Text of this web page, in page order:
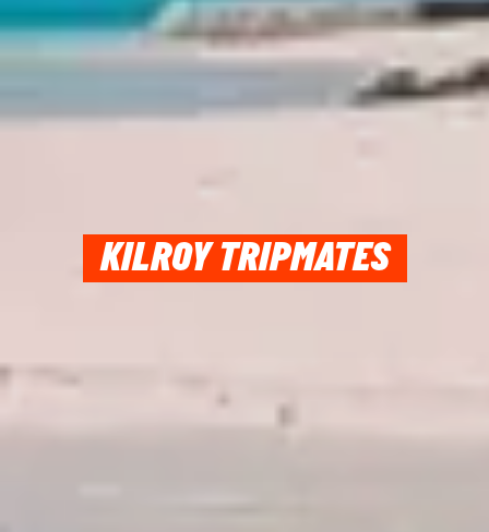
KILROY TRIPMATES